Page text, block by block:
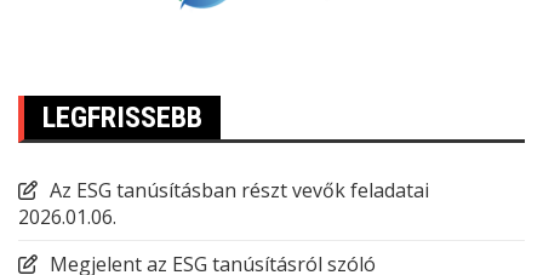
LEGFRISSEBB
Az ESG tanúsításban részt vevők feladatai
2026.01.06.
Megjelent az ESG tanúsításról szóló